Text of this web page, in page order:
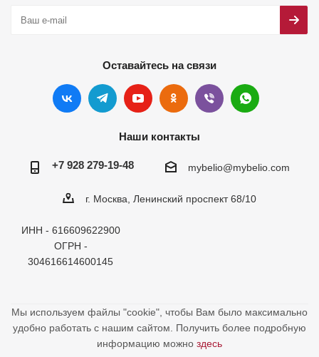
Оставайтесь на связи
Наши контакты
+7 928 279-19-48 mybelio@mybelio.com
г. Москва, Ленинский проспект 68/10
ИНН - 616609622900
ОГРН -
304616614600145
Мы используем файлы "cookie", чтобы Вам было максимально
удобно работать с нашим сайтом. Получить более подробную
информацию можно здесь